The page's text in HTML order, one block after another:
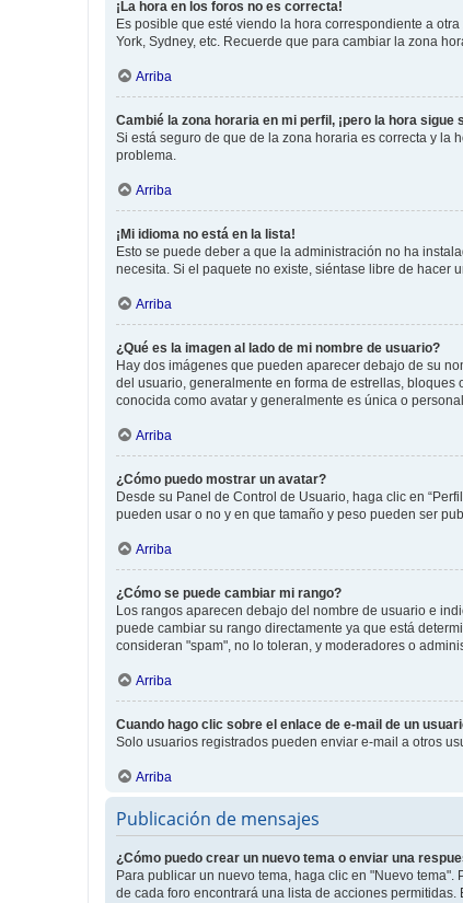
¡La hora en los foros no es correcta!
Es posible que esté viendo la hora correspondiente a
York, Sydney, etc. Recuerde que para cambiar la zona
Arriba
Cambié la zona horaria en mi perfil, ¡pero la hora sigue
Si está seguro de que de la zona horaria es correcta y la
problema.
Arriba
¡Mi idioma no está en la lista!
Esto se puede deber a que la administración no ha
necesita. Si el paquete no existe, siéntase libre de hacer
Arriba
¿Qué es la imagen al lado de mi nombre de usuario?
Hay dos imágenes que pueden aparecer debajo de su
del usuario, generalmente en forma de estrellas,
conocida como avatar y generalmente es única o
Arriba
¿Cómo puedo mostrar un avatar?
Desde su Panel de Control de Usuario, haga clic en
pueden usar o no y en que tamaño y peso pueden ser
Arriba
¿Cómo se puede cambiar mi rango?
Los rangos aparecen debajo del nombre de usuario e
puede cambiar su rango directamente ya que está
consideran "spam", no lo toleran, y moderadores o
Arriba
Cuando hago clic sobre el enlace de e-mail de un
Solo usuarios registrados pueden enviar e-mail a otros
Arriba
Publicación de mensajes
¿Cómo puedo crear un nuevo tema o enviar una
Para publicar un nuevo tema, haga clic en "Nuevo
de cada foro encontrará una lista de acciones